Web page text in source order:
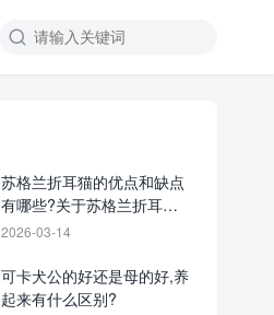
苏格兰折耳猫的优点和缺点
有哪些?关于苏格兰折耳猫
的5个趣闻!
2026-03-14
可卡犬公的好还是母的好,养
起来有什么区别?